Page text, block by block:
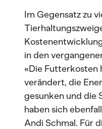
Im Gegensatz zu
in den
«Die Futterkosten
verändert, die
gesunken und die
haben sich
Andi Schmal. Für